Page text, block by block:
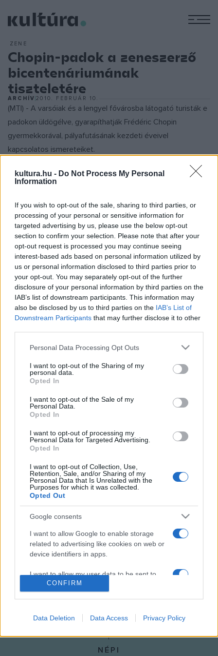
kultura.hu - Do Not Process My Personal
Information
If you wish to opt-out of the sale, sharing to third parties, or
processing of your personal or sensitive information for
targeted advertising by us, please use the below opt-out
section to confirm your selection. Please note that after your
opt-out request is processed you may continue seeing
interest-based ads based on personal information utilized by
us or personal information disclosed to third parties prior to
your opt-out. You may separately opt-out of the further
disclosure of your personal information by third parties on the
IAB’s list of downstream participants. This information may
also be disclosed by us to third parties on the IAB’s List of
Downstream Participants that may further disclose it to other
Please note that this website/app uses one or more Google
not limited to your visit or usage behaviour. You may click to
grant or deny consent to Google and its third-party tags to
use your data for below specified purposes in below Google
consent section.
Personal Data Processing Opt Outs
I want to opt-out of the Sharing of my
personal data.
Opted In
I want to opt-out of the Sale of my
Personal Data.
Opted In
I want to opt-out of processing my
Personal Data for Targeted Advertising.
Opted In
I want to opt-out of Collection, Use,
Retention, Sale, and/or Sharing of my
Personal Data that Is Unrelated with the
Purposes for which it was collected.
Opted Out
Google consents
I want to allow Google to enable storage
related to advertising like cookies on web or
device identifiers in apps.
I want to allow my user data to be sent to
Google for online advertising purposes.
personalized advertising.
I want to allow Google to enable storage
related to analytics like cookies on web or
CONFIRM
Data Deletion Data Access Privacy Policy
ZENE
Chopin-padok a zeneszerző
bicentenáriumának
tiszteletére
ARCHÍV2010. FEBRUÁR 10.
(MTI) - A varsóiak és a lengyel fővárosba látogató turisták e
padokon üldögélve, gyarapíthatják Frédéric Chopin
gyermekkorával, pályafutásának kezdeti éveivel
kapcsolatos ismereteiket.
Chopin zenéjét élvezhetjük" - magyaráztaKatarzyna
Ratajczyk, a varsói önkormányzat munkatársa.
A lócákon térkép is látható, amelyen feltüntették az összes
Chopin-padot, valamint egy speciális kód. Az utóbbit ha
valaki lefényképezi, majd elküldi az MMS-t egy
meghatározott számra, jogosultságot szerez a multimédiás
Chopin-adatbázis használatára - letöltheti a komponista
szerzeményeit, fényképeit, valamint az életét és
A padokat Varsó azon pontjain helyezték el, amelyek
valamilyen módon kötődnek a zeneszerzőhöz. Van egy lóca
a Krasinskich téren, ahol Chopin 1830. március 17-én előadta
a Nemzeti Színházban az f-moll zongoraversenyét.
Elhelyeztek padokat a Miodowa, valamint a Kozia utcán, ahol
Chopin-pad van a Kék Palota, más néven a Radziwill-palota
előtt, ahol nyolcévesen első hangversenyét adta 1818.
február 24-én a Jótékonysági Egylet javára, egy másik pedig
a Saski-park előtt található, ahol gyerekként oly sokszor
játszott Chopin.
NÉPI